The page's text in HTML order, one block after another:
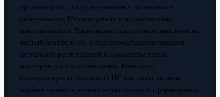
организациям, сотрудничающим с патентными
поверенными, IP-оценщиками и юридическими
консультантами. Также важно подготовить юридически
чистый портфель ИС с подтверждёнными правами,
актуальной регистрацией и доказательствами
коммерческого использования. Компании,
планирующие использовать ИС как залог, должны
заранее провести независимую оценку и сформировать